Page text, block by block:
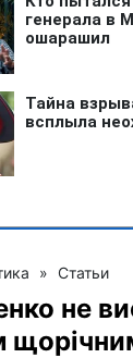
» Статьи
не